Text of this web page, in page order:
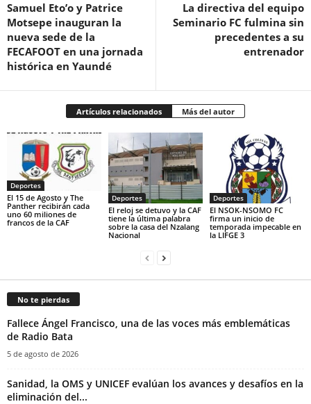
Samuel Eto’o y Patrice
Motsepe inauguran la
nueva sede de la
FECAFOOT en una jornada
histórica en Yaundé
‎La directiva del equipo
Seminario FC fulmina sin
precedentes a su
entrenador
Artículos relacionados Más del autor
Deportes
El 15 de Agosto y The
Panther recibirán cada
uno 60 miliones de
francos de la CAF
Deportes
El reloj se detuvo y la CAF
tiene la última palabra
sobre la casa del Nzalang
Nacional
Deportes
El NSOK-NSOMO FC
firma un inicio de
temporada impecable en
la LIFGE 3
No te pierdas
Fallece Ángel Francisco, una de las voces más emblemáticas
de Radio Bata
5 de agosto de 2026
Sanidad, la OMS y UNICEF evalúan los avances y desafíos en la
eliminación del...